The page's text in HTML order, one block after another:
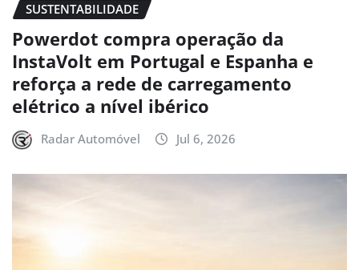
SUSTENTABILIDADE
Powerdot compra operação da
InstaVolt em Portugal e Espanha e
reforça a rede de carregamento
elétrico a nível ibérico
Radar Automóvel Jul 6, 2026